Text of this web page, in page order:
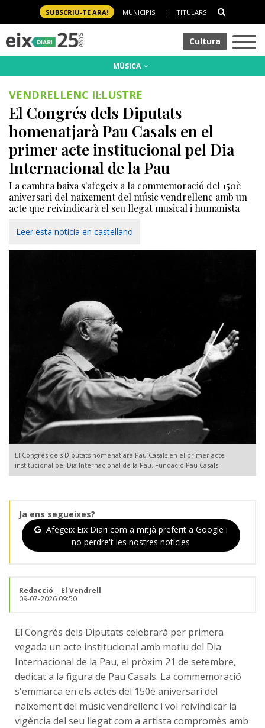
SUBSCRIU-TE ARA! MUNICIPIS | TITULARS
Cultura
MÚSICA
VENDRELLENC IL·LUSTRE
El Congrés dels Diputats
homenatjarà Pau Casals en el
primer acte institucional pel Dia
Internacional de la Pau
La cambra baixa s'afegeix a la commemoració del 150è
aniversari del naixement del músic vendrellenc amb un
acte que reivindicarà el seu llegat musical i humanista
Leer esta noticia en castellano
El Congrés dels Diputats homenatjarà Pau Casals en el primer acte
institucional pel Dia Internacional de la Pau. Fundació Pau Casals
Ja ens segueixes?
Afegeix Eix Diari com a mitjà preferit a Google i
no perdre't les nostres notícies
Redacció | El Vendrell
09-07-2026 09:50
El Congrés dels Diputats celebrarà per primera
vegada un acte institucional amb motiu del Dia
Internacional de la Pau, el pròxim 21 de setembre,
dedicat a la figura de Pau Casals. La commemoració
s'emmarca en els actes del 150è aniversari del
naixement del músic vendrellenc i vol reivindicar la
vigència del seu llegat com a artista compromès amb